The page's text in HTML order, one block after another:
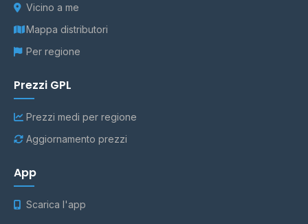
Vicino a me
Mappa distributori
Per regione
Prezzi GPL
Prezzi medi per regione
Aggiornamento prezzi
App
Scarica l'app